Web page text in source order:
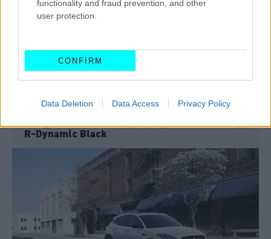
functionality and fraud prevention, and other
user protection.
CONFIRM
Data Deletion Data Access Privacy Policy
R-Dynamic Black